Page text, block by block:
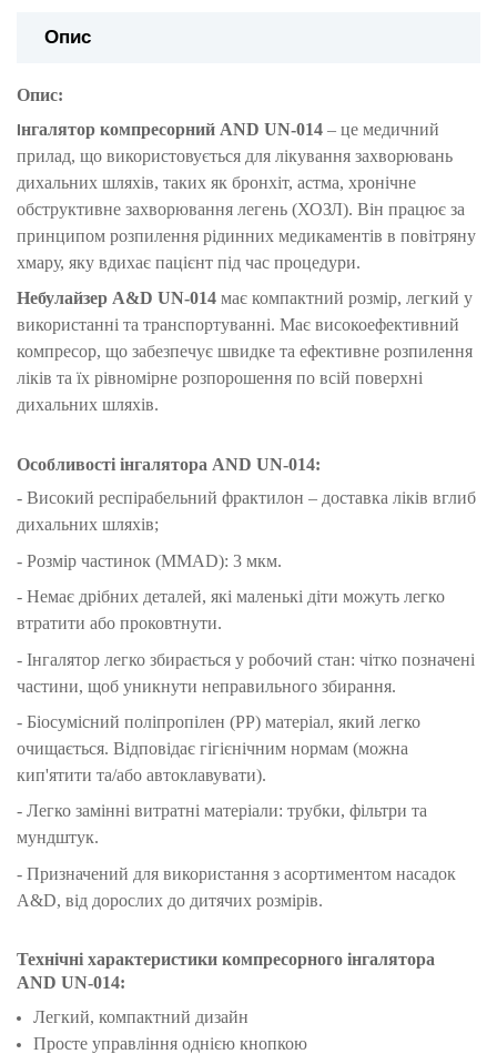
Опис
Опис:
Інгалятор компресорний AND UN-014 – це медичний
прилад, що використовується для лікування захворювань
дихальних шляхів, таких як бронхіт, астма, хронічне
обструктивне захворювання легень (ХОЗЛ). Він працює за
принципом розпилення рідинних медикаментів в повітряну
хмару, яку вдихає пацієнт під час процедури.
Небулайзер A&D UN-014 має компактний розмір, легкий у
використанні та транспортуванні. Має високоефективний
компресор, що забезпечує швидке та ефективне розпилення
ліків та їх рівномірне розпорошення по всій поверхні
дихальних шляхів.
Особливості інгалятора AND UN-014:
- Високий респірабельний фрактилон – доставка ліків вглиб
дихальних шляхів;
- Розмір частинок (MMAD): 3 мкм.
- Немає дрібних деталей, які маленькі діти можуть легко
втратити або проковтнути.
- Інгалятор легко збирається у робочий стан: чітко позначені
частини, щоб уникнути неправильного збирання.
- Біосумісний поліпропілен (PP) матеріал, який легко
очищається. Відповідає гігієнічним нормам (можна
кип'ятити та/або автоклавувати).
- Легко замінні витратні матеріали: трубки, фільтри та
мундштук.
- Призначений для використання з асортиментом насадок
A&D, від дорослих до дитячих розмірів.
Технічні характеристики компресорного інгалятора
AND UN-014:
Легкий, компактний дизайн
Просте управління однією кнопкою